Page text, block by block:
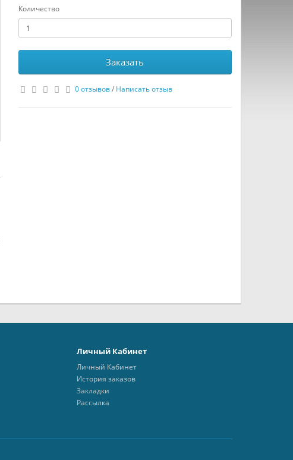
Количество
Заказать
0 отзывов/ Написать отзыв
Личный Кабинет
Личный Кабинет
История заказов
Закладки
Рассылка